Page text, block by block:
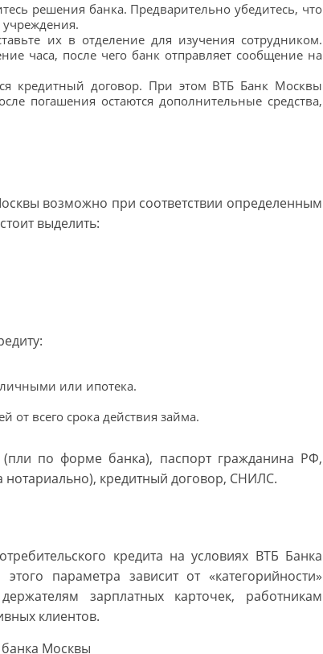
решения банка. Предварительно убедитесь, что
учреждения.
их в отделение для изучения сотрудником.
часа, после чего банк отправляет сообщение на
кредитный договор. При этом ВТБ Банк Москвы
погашения остаются дополнительные средства,
возможно при соответствии определенным
выделить:
или ипотека.
от всего срока действия займа.
по форме банка), паспорт гражданина РФ,
кредитный договор, СНИЛС.
кредита на условиях ВТБ Банка
параметра зависит от «категорийности»
зарплатных карточек, работникам
клиентов.